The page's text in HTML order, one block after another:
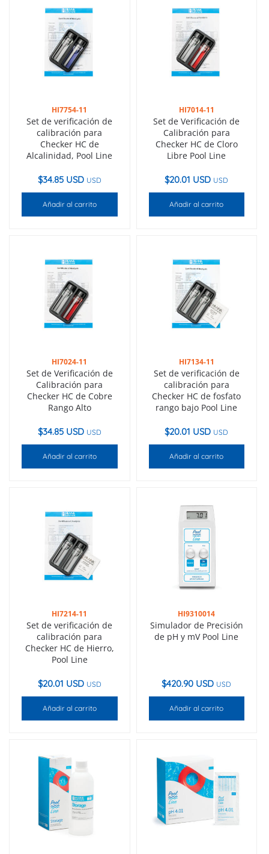
HI7754-11
Set de verificación de
calibración para
Checker HC de
Alcalinidad, Pool Line
$34.85 USD USD
Añadir al carrito
HI7014-11
Set de Verificación de
Calibración para
Checker HC de Cloro
Libre Pool Line
$20.01 USD USD
Añadir al carrito
HI7024-11
Set de Verificación de
Calibración para
Checker HC de Cobre
Rango Alto
$34.85 USD USD
Añadir al carrito
HI7134-11
Set de verificación de
calibración para
Checker HC de fosfato
rango bajo Pool Line
$20.01 USD USD
Añadir al carrito
HI7214-11
Set de verificación de
calibración para
Checker HC de Hierro,
Pool Line
$20.01 USD USD
Añadir al carrito
HI9310014
Simulador de Precisión
de pH y mV Pool Line
$420.90 USD USD
Añadir al carrito